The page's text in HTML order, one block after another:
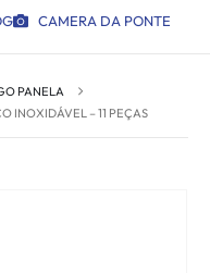
CAMERA DA PONTE
PANELA
INOXIDÁVEL – 11 PEÇAS